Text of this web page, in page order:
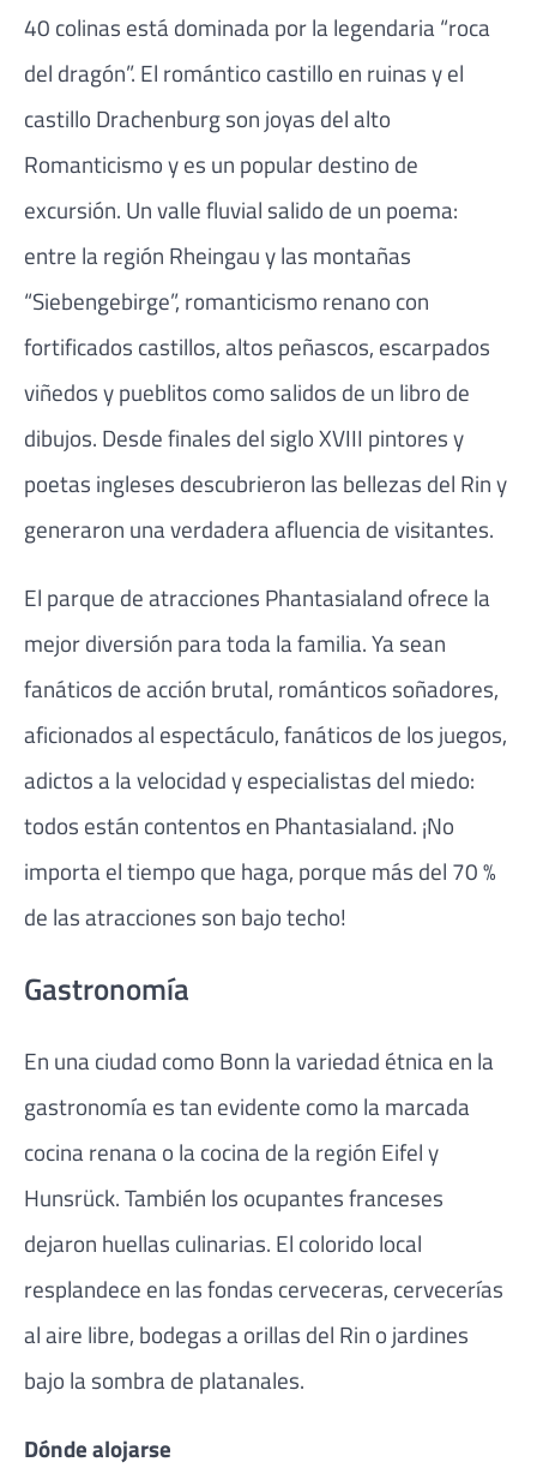
40 colinas está dominada por la legendaria “roca
del dragón”. El romántico castillo en ruinas y el
castillo Drachenburg son joyas del alto
Romanticismo y es un popular destino de
excursión. Un valle fluvial salido de un poema:
entre la región Rheingau y las montañas
“Siebengebirge”, romanticismo renano con
fortificados castillos, altos peñascos, escarpados
viñedos y pueblitos como salidos de un libro de
dibujos. Desde finales del siglo XVIII pintores y
poetas ingleses descubrieron las bellezas del Rin y
generaron una verdadera afluencia de visitantes.
El parque de atracciones Phantasialand ofrece la
mejor diversión para toda la familia. Ya sean
fanáticos de acción brutal, románticos soñadores,
aficionados al espectáculo, fanáticos de los juegos,
adictos a la velocidad y especialistas del miedo:
todos están contentos en Phantasialand. ¡No
importa el tiempo que haga, porque más del 70 %
de las atracciones son bajo techo!
Gastronomía
En una ciudad como Bonn la variedad étnica en la
gastronomía es tan evidente como la marcada
cocina renana o la cocina de la región Eifel y
Hunsrück. También los ocupantes franceses
dejaron huellas culinarias. El colorido local
resplandece en las fondas cerveceras, cervecerías
al aire libre, bodegas a orillas del Rin o jardines
bajo la sombra de platanales.
Dónde alojarse